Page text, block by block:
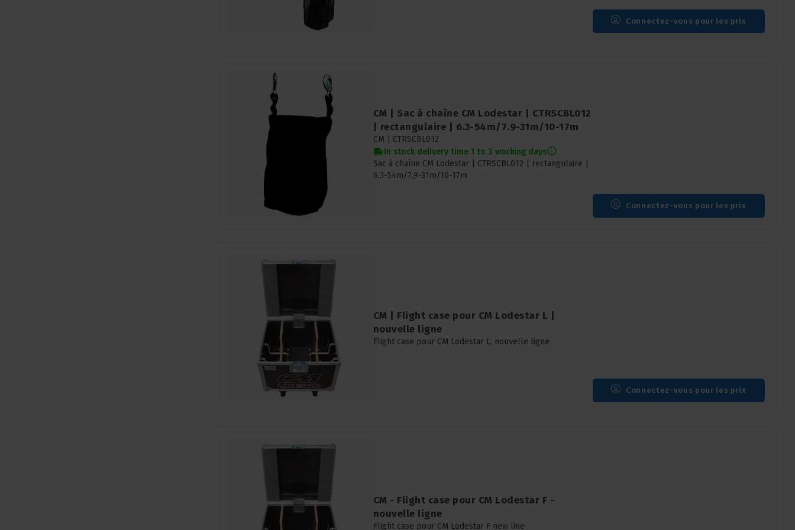
Connectez-vous pour les prix
CM | Sac à chaîne CM Lodestar | CTRSCBL012
| rectangulaire | 6.3-54m/7.9-31m/10-17m
CM | CTRSCBL012
In stock delivery time 1 to 3 working days
Sac à chaîne CM Lodestar | CTRSCBL012 | rectangulaire |
6,3-54m/7,9-31m/10-17m
Connectez-vous pour les prix
CM | Flight case pour CM Lodestar L |
nouvelle ligne
Flight case pour CM Lodestar L, nouvelle ligne
Connectez-vous pour les prix
CM - Flight case pour CM Lodestar F -
nouvelle ligne
Flight case pour CM Lodestar F new line